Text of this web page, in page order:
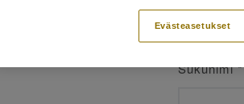
Sukunimi*
Evästeasetukset